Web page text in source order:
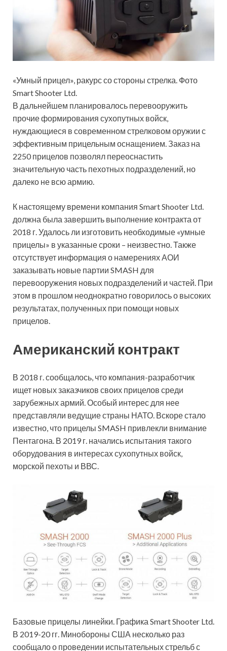
«Умный прицел», ракурс со стороны стрелка. Фото
Smart Shooter Ltd.
В дальнейшем планировалось перевооружить
прочие формирования сухопутных войск,
нуждающиеся в современном стрелковом оружии с
эффективным прицельным оснащением. Заказ на
2250 прицелов позволял переоснастить
значительную часть пехотных подразделений, но
далеко не всю армию.
К настоящему времени компания Smart Shooter Ltd.
должна была завершить выполнение контракта от
2018 г. Удалось ли изготовить необходимые «умные
прицелы» в указанные сроки – неизвестно. Также
отсутствует информация о намерениях АОИ
заказывать новые партии SMASH для
перевооружения новых подразделений и частей. При
этом в прошлом неоднократно говорилось о высоких
результатах, полученных при помощи новых
прицелов.
Американский контракт
В 2018 г. сообщалось, что компания-разработчик
ищет новых заказчиков своих прицелов среди
зарубежных армий. Особый интерес для нее
представляли ведущие страны НАТО. Вскоре стало
известно, что прицелы SMASH привлекли внимание
Пентагона. В 2019 г. начались испытания такого
оборудования в интересах сухопутных войск,
морской пехоты и ВВС.
Базовые прицелы линейки. Графика Smart Shooter Ltd.
В 2019-20 гг. Минобороны США несколько раз
сообщало о проведении испытательных стрельб с